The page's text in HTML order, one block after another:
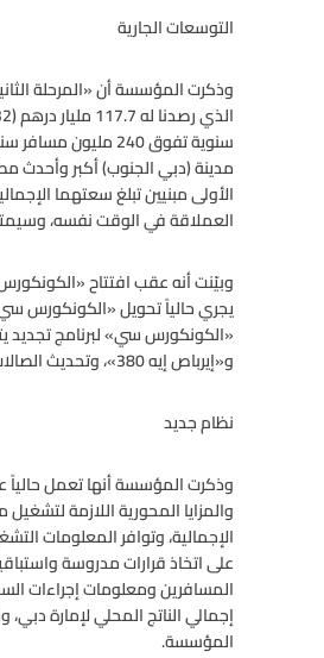
التوسعات الجارية
وذكرت المؤسسة أن «المرحلة
مدينة (دبي الجنوب) أكبر وأحدث
العملاقة في الوقت نفسه، وسيمتد
و«إيرباص إيه 380»، وتحديث الصالات.
نظام جديد
والمزايا المحورية اللازمة
الإجمالية، وتوافر المعلومات
على اتخاذ قرارات مدروسة
المؤسسة.